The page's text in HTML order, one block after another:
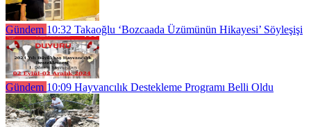
Gündem 10:32 Takaoğlu ‘Bozcaada Üzümünün Hikayesi’ Söyleşişi
Gündem 10:09 Hayvancılık Destekleme Programı Belli Oldu